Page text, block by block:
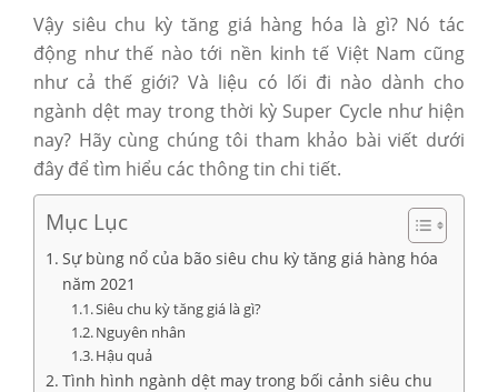
Vậy siêu chu kỳ tăng giá hàng hóa là gì? Nó tác
động như thế nào tới nền kinh tế Việt Nam cũng
như cả thế giới? Và liệu có lối đi nào dành cho
ngành dệt may trong thời kỳ Super Cycle như hiện
nay? Hãy cùng chúng tôi tham khảo bài viết dưới
đây để tìm hiểu các thông tin chi tiết.
Mục Lục
Sự bùng nổ của bão siêu chu kỳ tăng giá hàng hóa
năm 2021
Siêu chu kỳ tăng giá là gì?
Nguyên nhân
Hậu quả
Tình hình ngành dệt may trong bối cảnh siêu chu